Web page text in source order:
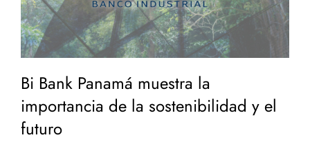
Bi Bank Panamá muestra la
importancia de la sostenibilidad y el
futuro